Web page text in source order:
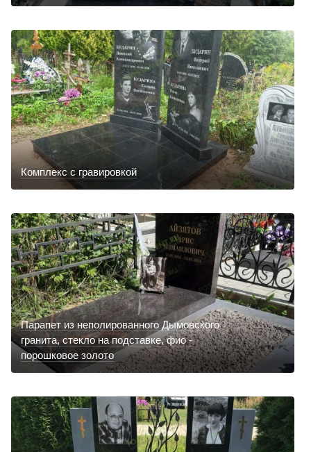
Комплекс с гравировкой
Парапет из неполированного Дымовского
гранита, стекло на подставке, фио -
порошковое золото